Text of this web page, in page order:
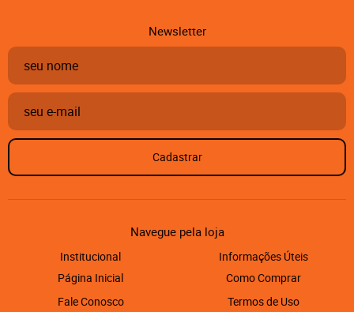
Newsletter
Cadastrar
Navegue pela loja
Institucional
Página Inicial
Fale Conosco
Informações Úteis
Como Comprar
Termos de Uso